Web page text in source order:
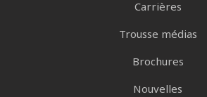
Carrières
Trousse médias
Brochures
Nouvelles